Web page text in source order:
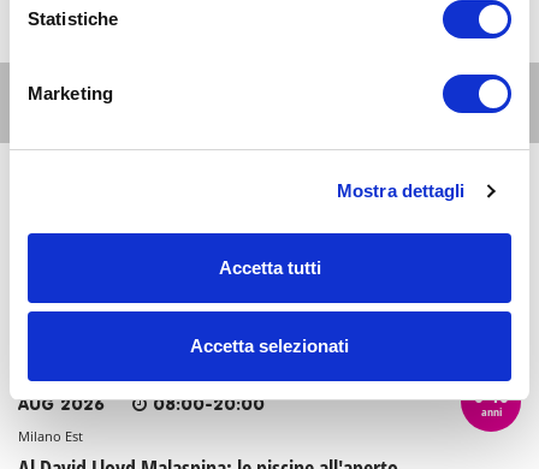
Statistiche
Marketing
Mostra dettagli
Accetta tutti
Accetta selezionati
Altri eventi per questa età
vicino Totoro
anni
8
AUG 2026 08:00-20:00
Milano Est
6-10
anni